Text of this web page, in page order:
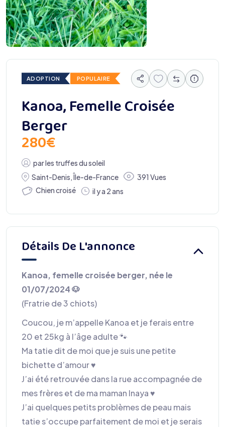
ADOPTION POPULAIRE
Kanoa, Femelle Croisée
Berger
280€
parles truffes du soleil
Saint-Denis,Île-de-France
391 Vues
Chien croisé
il y a 2 ans
Détails De L'annonce
Kanoa, femelle croisée berger, née le
01/07/2024 🐶
(Fratrie de 3 chiots)
Coucou, je m’appelle Kanoa et je ferais entre
20 et 25kg à l’âge adulte 🐾
Ma tatie dit de moi que je suis une petite
bichette d’amour ♥️
J’ai été retrouvée dans la rue accompagnée de
mes frères et de ma maman Inaya ♥️
J’ai quelques petits problèmes de peau mais
tatie s’occupe parfaitement de moi et je serais